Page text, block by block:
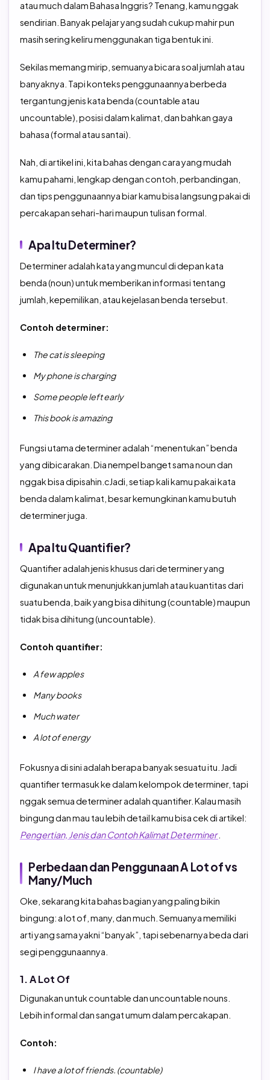
TOEIC Preparation
IELTS Preparation
atau much dalam Bahasa Inggris? Tenang, kamu nggak
sendirian. Banyak pelajar yang sudah cukup mahir pun
masih sering keliru menggunakan tiga bentuk ini.
Sekilas memang mirip, semuanya bicara soal jumlah atau
banyaknya. Tapi konteks penggunaannya berbeda
tergantung jenis kata benda (countable atau
uncountable), posisi dalam kalimat, dan bahkan gaya
bahasa (formal atau santai).
Nah, di artikel ini, kita bahas dengan cara yang mudah
kamu pahami, lengkap dengan contoh, perbandingan,
dan tips penggunaannya biar kamu bisa langsung pakai di
percakapan sehari-hari maupun tulisan formal.
Apa Itu Determiner?
Determiner adalah kata yang muncul di depan kata
benda (noun) untuk memberikan informasi tentang
jumlah, kepemilikan, atau kejelasan benda tersebut.
Contoh determiner:
The cat is sleeping
My phone is charging
Some people left early
This book is amazing
Fungsi utama determiner adalah “menentukan” benda
yang dibicarakan. Dia nempel banget sama noun dan
nggak bisa dipisahin.cJadi, setiap kali kamu pakai kata
benda dalam kalimat, besar kemungkinan kamu butuh
determiner juga.
Apa Itu Quantifier?
Quantifier adalah jenis khusus dari determiner yang
digunakan untuk menunjukkan jumlah atau kuantitas dari
suatu benda, baik yang bisa dihitung (countable) maupun
tidak bisa dihitung (uncountable).
Contoh quantifier:
A few apples
Many books
Much water
A lot of energy
Fokusnya di sini adalah berapa banyak sesuatu itu. Jadi
quantifier termasuk ke dalam kelompok determiner, tapi
nggak semua determiner adalah quantifier. Kalau masih
bingung dan mau tau lebih detail kamu bisa cek di artikel:
Pengertian, Jenis dan Contoh Kalimat Determiner
Perbedaan dan Penggunaan A Lot of vs
Many/Much
Oke, sekarang kita bahas bagian yang paling bikin
bingung: a lot of, many, dan much. Semuanya memiliki
arti yang sama yakni “banyak”, tapi sebenarnya beda dari
segi penggunaannya.
1. A Lot Of
Digunakan untuk countable dan uncountable nouns.
Lebih informal dan sangat umum dalam percakapan.
Contoh:
I have a lot of friends. (countable)